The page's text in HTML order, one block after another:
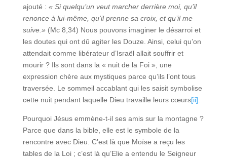
ajouté : « Si quelqu’un veut marcher derrière moi, qu’il
renonce à lui-même, qu’il prenne sa croix, et qu’il me
suive.» (Mc 8,34) Nous pouvons imaginer le désarroi et
les doutes qui ont dû agiter les Douze. Ainsi, celui qu’on
attendait comme libérateur d’Israël allait souffrir et
mourir ? Ils sont dans la « nuit de la Foi », une
expression chère aux mystiques parce qu’ils l’ont tous
traversée. Le sommeil accablant qui les saisit symbolise
cette nuit pendant laquelle Dieu travaille leurs cœurs[ii]
Pourquoi Jésus emmène-t-il ses amis sur la montagne ?
Parce que dans la bible, elle est le symbole de la
rencontre avec Dieu. C’est là que Moïse a reçu les
tables de la Loi ; c’est là qu’Elie a entendu le Seigneur